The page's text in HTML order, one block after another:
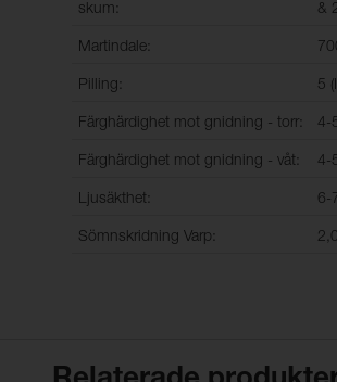
skum:
&
Martindale:
Pilling: 5
Färghärdighet mot gnidning - torr: 4-
Färghärdighet mot gnidning - våt: 4-
Ljusäkthet: 6-
Sömnskridning Varp: